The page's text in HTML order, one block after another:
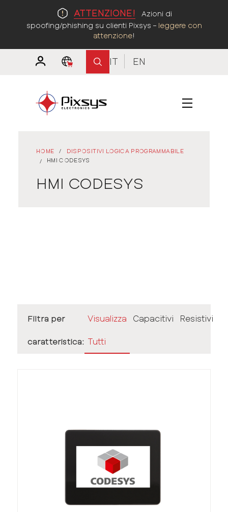
ATTENZIONE!
Azioni di
spoofing/phishing su clienti Pixsys – leggere con
attenzione!
IT EN
HOME /
DISPOSITIVI LOGICA PROGRAMMABILE
/
HMI CODESYS
HMI CODESYS
Filtra per
caratteristica:
Visualizza
Tutti
Capacitivi Resistivi